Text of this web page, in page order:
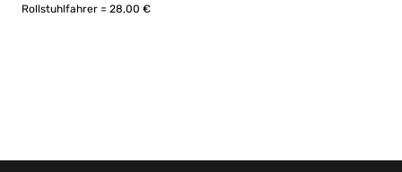
Rollstuhlfahrer = 28,00 €